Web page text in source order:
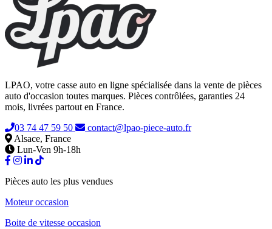
LPAO, votre casse auto en ligne spécialisée dans la vente de pièces
auto d'occasion toutes marques. Pièces contrôlées, garanties 24
mois, livrées partout en France.
03 74 47 59 50
contact@lpao-piece-auto.fr
Alsace, France
Lun-Ven 9h-18h
Pièces auto les plus vendues
Moteur occasion
Boite de vitesse occasion